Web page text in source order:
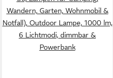
Wandern, Garten, Wohnmobil &
Notfall), Outdoor Lampe, 1000 lm,
6 Lichtmodi, dimmbar &
Powerbank